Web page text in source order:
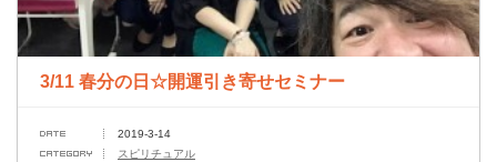
3/11 春分の日☆開運引き寄せセミナー
2019-3-14
スピリチュアル